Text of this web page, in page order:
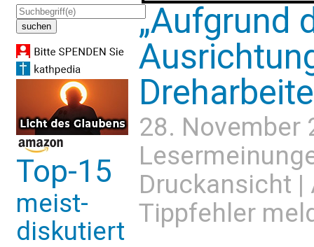
Top-15
meist-
diskutiert
„Aufgrund
28. November
Druckansicht |
Tippfehler